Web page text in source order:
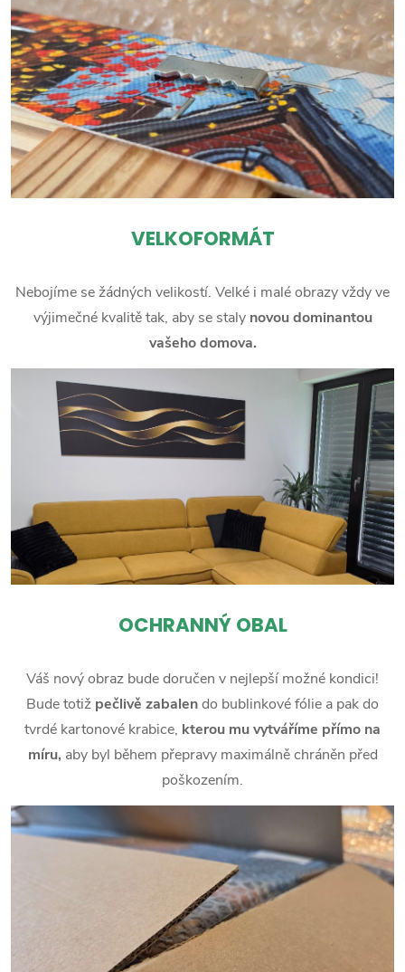
VELKOFORMÁT
Nebojíme se žádných velikostí. Velké i malé obrazy vždy ve
výjimečné kvalitě tak, aby se staly novou dominantou
vašeho domova.
OCHRANNÝ OBAL
Váš nový obraz bude doručen v nejlepší možné kondici!
Bude totiž pečlivě zabalendo bublinkové fólie a pak do
tvrdé kartonové krabice, kterou mu vytváříme přímo na
míru, aby byl během přepravy maximálně chráněn před
poškozením.